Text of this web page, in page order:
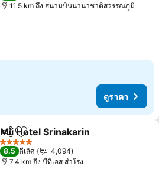
11.5 km ถึง สนามบินนานาชาติสวรรณภูมิ
ดูราคา
แชร์ เพิ่มในรายการโปรด
Mii Hotel Srinakarin
5 ดาว
8.5 ดีเลิศ
4,094
7.4 km ถึง บีทีเอส สำโรง